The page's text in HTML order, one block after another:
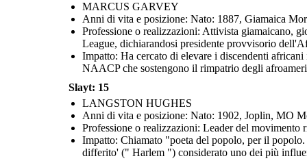
MARCUS GARVEY
Anni di vita e posizione: Nato: 1887, Giamaica
Professione o realizzazioni: Attivista giamaicano,
League, dichiarandosi presidente provvisorio
Impatto: Ha cercato di elevare i discendenti
NAACP che sostengono il rimpatrio degli
Slayt: 15
LANGSTON HUGHES
Anni di vita e posizione: Nato: 1902, Joplin, MO
Professione o realizzazioni: Leader del movimento
Impatto: Chiamato "poeta del popolo, per il
differito' (" Harlem ") considerato uno dei più